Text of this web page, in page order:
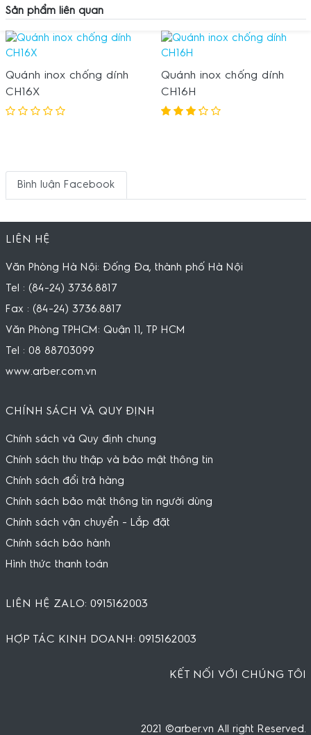
Sản phẩm liên quan
Quánh inox chống dính
CH16X
Quánh inox chống dính
CH16H
Bình luận Facebook
LIÊN HỆ
Văn Phòng Hà Nội: Đống Đa, thành phố Hà Nội
Tel : (84-24) 3736.8817
Fax : (84-24) 3736.8817
Văn Phòng TPHCM: Quận 11, TP HCM
Tel : 08 88703099
www.arber.com.vn
CHÍNH SÁCH VÀ QUY ĐỊNH
Chính sách và Quy định chung
Chính sách thu thập và bảo mật thông tin
Chính sách đổi trả hàng
Chính sách bảo mật thông tin người dùng
Chính sách vận chuyển - Lắp đặt
Chính sách bảo hành
Hình thức thanh toán
LIÊN HỆ ZALO: 0915162003
HỢP TÁC KINH DOANH: 0915162003
KẾT NỐI VỚI CHÚNG TÔI
2021 ©arber.vn All right Reserved.